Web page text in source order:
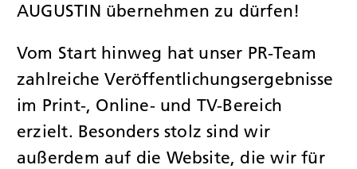
AUGUSTIN übernehmen zu dürfen!
Vom Start hinweg hat unser PR-Team
zahlreiche Veröffentlichungsergebnisse
im Print-, Online- und TV-Bereich
erzielt. Besonders stolz sind wir
außerdem auf die Website, die wir für